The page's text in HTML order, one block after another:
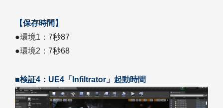
【保存時間】
●環境1：7秒87
●環境2：7秒68
■検証4：UE4「Infiltrator」起動時間